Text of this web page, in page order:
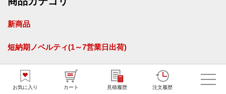
お気に入り カート 見積履歴 注文履歴
新商品
短納期ノベルティ(1～7営業日出荷)
販促花子オリジナル商品